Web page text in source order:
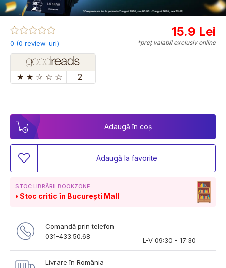
0 (0 review-uri)
★ ★ ☆ ☆ ☆ 2
15.9 Lei
*preț valabil exclusiv online
Adaugă în coș
Adaugă la favorite
STOC LIBRĂRII BOOKZONE
Stoc critic în București Mall
Comandă prin telefon
031-433.50.68
L-V 09:30 - 17:30
Livrare în România